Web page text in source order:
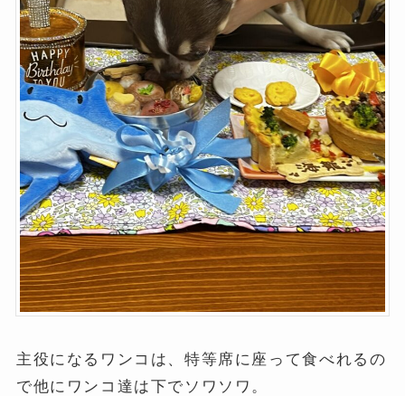
主役になるワンコは、特等席に座って食べれるの
で他にワンコ達は下でソワソワ。